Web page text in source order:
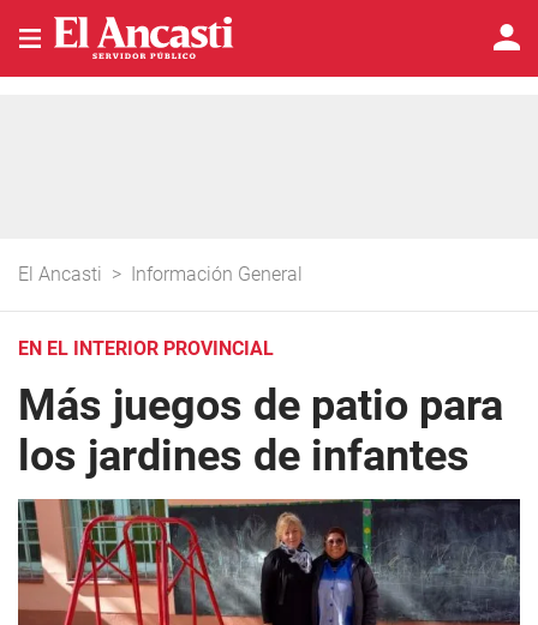
El Ancasti > Información General
EN EL INTERIOR PROVINCIAL
Más juegos de patio para
los jardines de infantes